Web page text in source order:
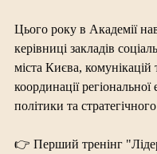
Цього року в Академії
керівниці закладів
міста Києва, комунікацій
координації регіональної
політики та
👉 Перший тренінг